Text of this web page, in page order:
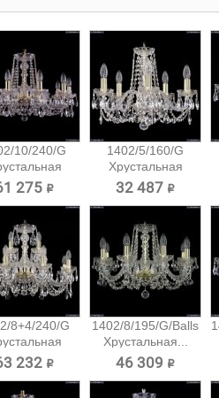
10/240/G
275 ₽
1402/5/160/G
Хрустальная
подвесная...
32 487 ₽
8+4/240/G
232 ₽
1402/8/195/G/Balls
Хрустальная...
46 309 ₽